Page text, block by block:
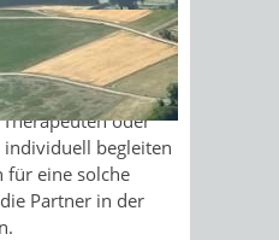
Paarberatung in
können Sie sich
oder
einen
oder
begleiten
für eine solche
Partner in der